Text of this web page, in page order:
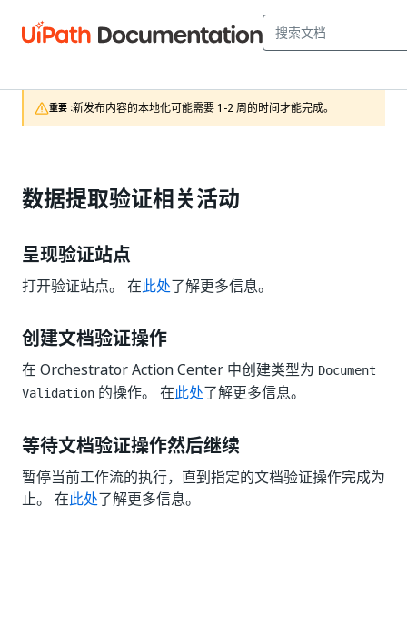
重要 :新发布内容的本地化可能需要 1-2 周的时间才能完成。
数据提取验证相关活动
呈现验证站点
打开验证站点。 在此处了解更多信息。
创建文档验证操作
在 Orchestrator Action Center 中创建类型为 Document
Validation 的操作。 在此处了解更多信息。
等待文档验证操作然后继续
暂停当前工作流的执行，直到指定的文档验证操作完成为
止。 在此处了解更多信息。